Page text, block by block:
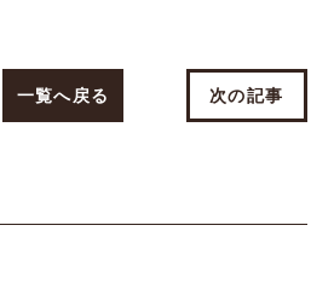
一覧へ戻る 次の記事